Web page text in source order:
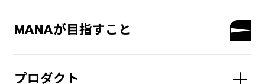
MANAが目指すこと
プロダクト